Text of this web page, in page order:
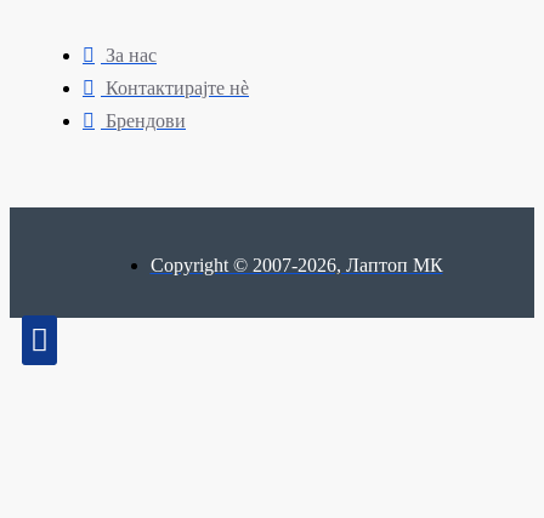
За нас
Контактирајте нè
Брендови
Copyright © 2007-2026, Лаптоп МК